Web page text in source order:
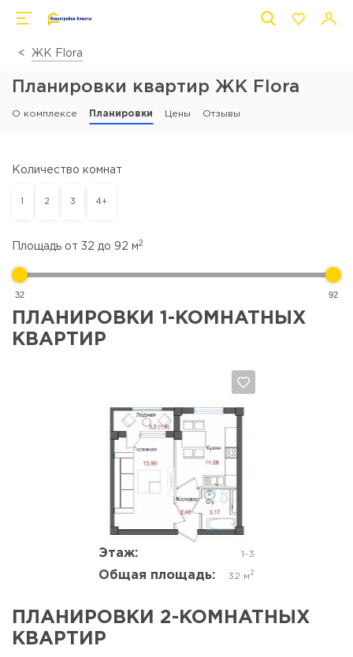
ЖК Flora
Планировки квартир ЖК Flora
О комплексе Планировки Цены Отзывы
Количество комнат
1 2 3 4+
Площадь от 32 до 92 м2
32 92
ПЛАНИРОВКИ 1-КОМНАТНЫХ
КВАРТИР
Этаж: 1-3
Общая площадь: 32 м 2
Да, удалить Отмена
ПЛАНИРОВКИ 2-КОМНАТНЫХ
КВАРТИР